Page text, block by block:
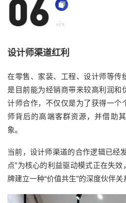
设计师渠道红利
在零售、家装、工程、设计师等传
是目前能为经销商带来较高利润和
计师合作，不仅仅是为了获得一个
师背后的高端客群资源，并借助
象。
当前，设计师渠道的合作逻辑已经
点”为核心的利益驱动模式正在失
牌建立一种“价值共生”的深度伙伴关